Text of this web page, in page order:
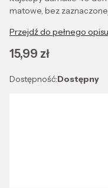
matowe, bez
Przejdź do pełnego opisu
Cena
15,99 zł
Dostępność:Dostępny